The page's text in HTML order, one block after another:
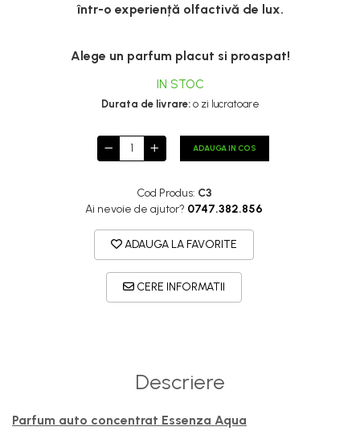
într-o experiență olfactivă de lux.
Alege un parfum placut si proaspat!
IN STOC
Durata de livrare:o zi lucratoare
ADAUGA IN COS
Cod Produs: C3
Ai nevoie de ajutor? 0747.382.856
ADAUGA LA FAVORITE
CERE INFORMATII
Descriere
Parfum auto concentrat Essenza Aqua